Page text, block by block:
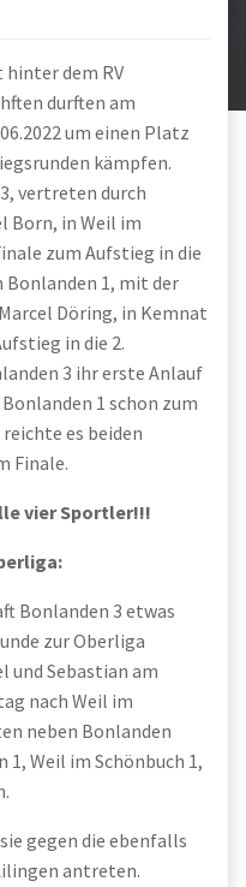
dem RV
durften am
um einen Platz
kämpfen.
vertreten durch
Born, in Weil im
zum Aufstieg in die
Bonlanden 1, mit der
Döring, in Kemnat
in die 2.
3 ihr erste Anlauf
1 schon zum
es beiden
Finale.
vier Sportler!!!
Bonlanden 3 etwas
zur Oberliga
Sebastian am
nach Weil im
neben Bonlanden
Weil im Schönbuch 1,
gegen die ebenfalls
antreten.